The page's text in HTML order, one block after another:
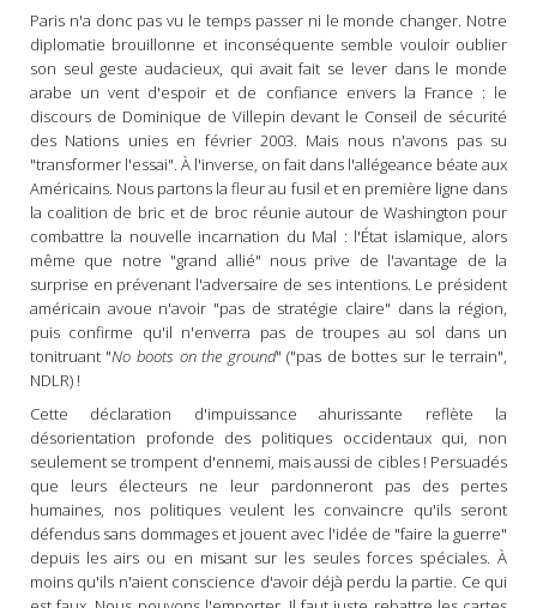
Paris n'a donc pas vu le temps passer ni le monde changer. Notre
diplomatie brouillonne et inconséquente semble vouloir oublier
son seul geste audacieux, qui avait fait se lever dans le monde
arabe un vent d'espoir et de confiance envers la France : le
discours de Dominique de Villepin devant le Conseil de sécurité
des Nations unies en février 2003. Mais nous n'avons pas su
"transformer l'essai". À l'inverse, on fait dans l'allégeance béate aux
Américains. Nous partons la fleur au fusil et en première ligne dans
la coalition de bric et de broc réunie autour de Washington pour
combattre la nouvelle incarnation du Mal : l'État islamique, alors
même que notre "grand allié" nous prive de l'avantage de la
surprise en prévenant l'adversaire de ses intentions. Le président
américain avoue n'avoir "pas de stratégie claire" dans la région,
puis confirme qu'il n'enverra pas de troupes au sol dans un
tonitruant "No boots on the ground" ("pas de bottes sur le terrain",
NDLR) !
Cette déclaration d'impuissance ahurissante reflète la
désorientation profonde des politiques occidentaux qui, non
seulement se trompent d'ennemi, mais aussi de cibles ! Persuadés
que leurs électeurs ne leur pardonneront pas des pertes
humaines, nos politiques veulent les convaincre qu'ils seront
défendus sans dommages et jouent avec l'idée de "faire la guerre"
depuis les airs ou en misant sur les seules forces spéciales. À
moins qu'ils n'aient conscience d'avoir déjà perdu la partie. Ce qui